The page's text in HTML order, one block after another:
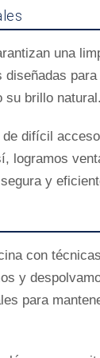
una
su brillo natural.
difícil
logramos
y
con
y
para